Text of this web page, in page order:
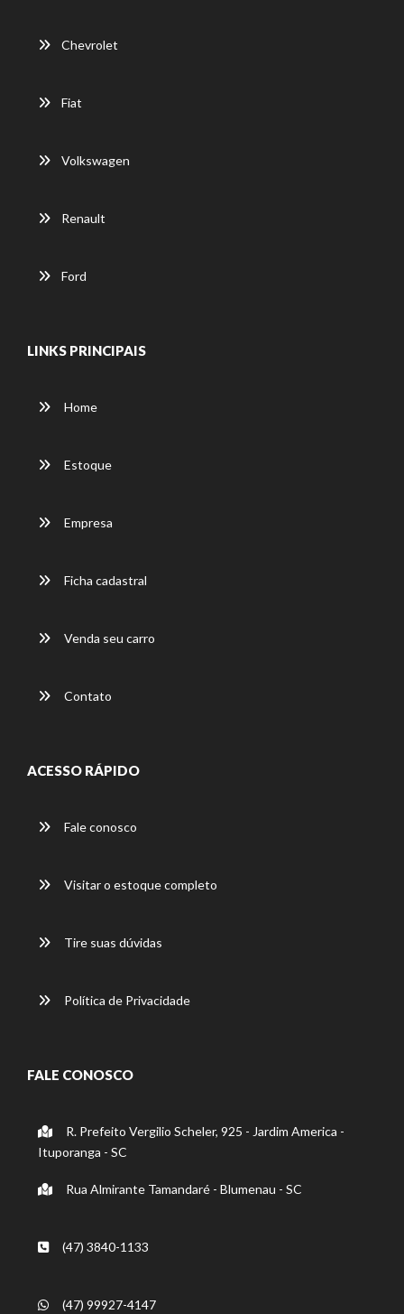
Chevrolet
Fiat
Volkswagen
Renault
Ford
LINKS PRINCIPAIS
Home
Estoque
Empresa
Ficha cadastral
Venda seu carro
Contato
ACESSO RÁPIDO
Fale conosco
Visitar o estoque completo
Tire suas dúvidas
Política de Privacidade
FALE CONOSCO
R. Prefeito Vergilio Scheler, 925 - Jardim America -
Ituporanga - SC
Rua Almirante Tamandaré - Blumenau - SC
(47) 3840-1133
(47) 99927-4147